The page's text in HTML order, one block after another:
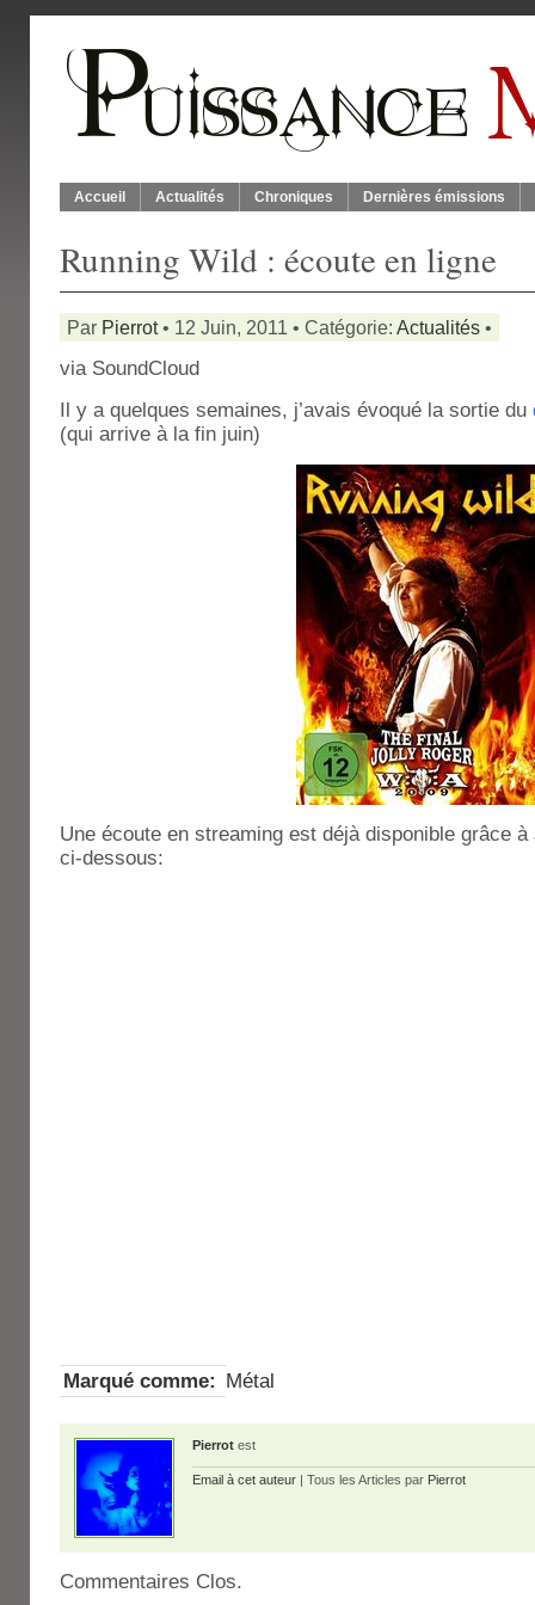
Accueil Actualités Chroniques Dernières émissions
Running Wild : écoute en ligne
Par Pierrot• 12 Juin, 2011 • Catégorie: Actualités •
via SoundCloud
Il y a quelques semaines, j’avais évoqué la sortie du
(qui arrive à la fin juin)
Une écoute en streaming est déjà disponible grâce à
ci-dessous:
Marqué comme: Métal
Pierrot est
Email à cet auteur | Tous les Articles par Pierrot
Commentaires Clos.